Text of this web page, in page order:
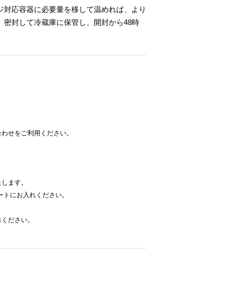
応容器に必要量を移して温めれば、より
封して冷蔵庫に保管し、開封から48時
せをご利用ください。
ます。
トにお入れください。
ださい。